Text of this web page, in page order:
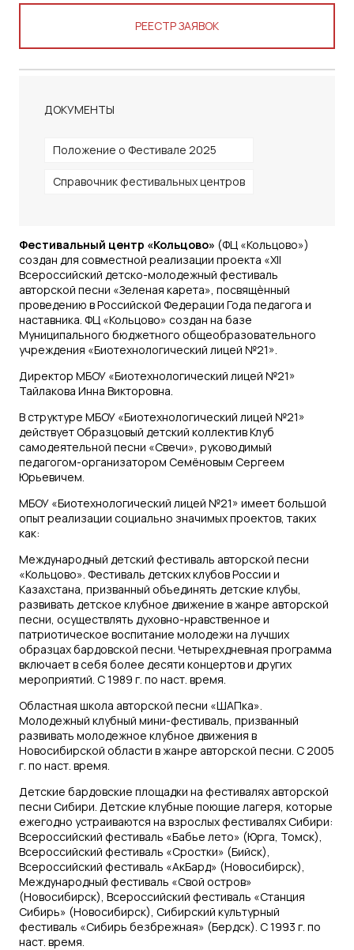
РЕЕСТР ЗАЯВОК
ДОКУМЕНТЫ
Положение о Фестивале 2025
Справочник фестивальных центров
Фестивальный центр «Кольцово» (ФЦ «Кольцово»)
создан для совместной реализации проекта «XII
Всероссийский детско-молодежный фестиваль
авторской песни «Зеленая карета», посвящѐнный
проведению в Российской Федерации Года педагога и
наставника. ФЦ «Кольцово» создан на базе
Муниципального бюджетного общеобразовательного
учреждения «Биотехнологический лицей №21».
Директор МБОУ «Биотехнологический лицей №21»
Тайлакова Инна Викторовна.
В структуре МБОУ «Биотехнологический лицей №21»
действует Образцовый детский коллектив Клуб
самодеятельной песни «Свечи», руководимый
педагогом-организатором Семёновым Сергеем
Юрьевичем.
МБОУ «Биотехнологический лицей №21» имеет большой
опыт реализации социально значимых проектов, таких
как:
Международный детский фестиваль авторской песни
«Кольцово». Фестиваль детских клубов России и
Казахстана, призванный объединять детские клубы,
развивать детское клубное движение в жанре авторской
песни, осуществлять духовно-нравственное и
патриотическое воспитание молодежи на лучших
образцах бардовской песни. Четырехдневная программа
включает в себя более десяти концертов и других
мероприятий. С 1989 г. по наст. время.
Областная школа авторской песни «ШАПка».
Молодежный клубный мини-фестиваль, призванный
развивать молодежное клубное движения в
Новосибирской области в жанре авторской песни. С 2005
г. по наст. время.
Детские бардовские площадки на фестивалях авторской
песни Сибири. Детские клубные поющие лагеря, которые
ежегодно устраиваются на взрослых фестивалях Сибири:
Всероссийский фестиваль «Бабье лето» (Юрга, Томск),
Всероссийский фестиваль «Сростки» (Бийск),
Всероссийский фестиваль «АкБард» (Новосибирск),
Международный фестиваль «Свой остров»
(Новосибирск), Всероссийский фестиваль «Станция
Сибирь» (Новосибирск), Сибирский культурный
фестиваль «Сибирь безбрежная» (Бердск). С 1993 г. по
наст. время.